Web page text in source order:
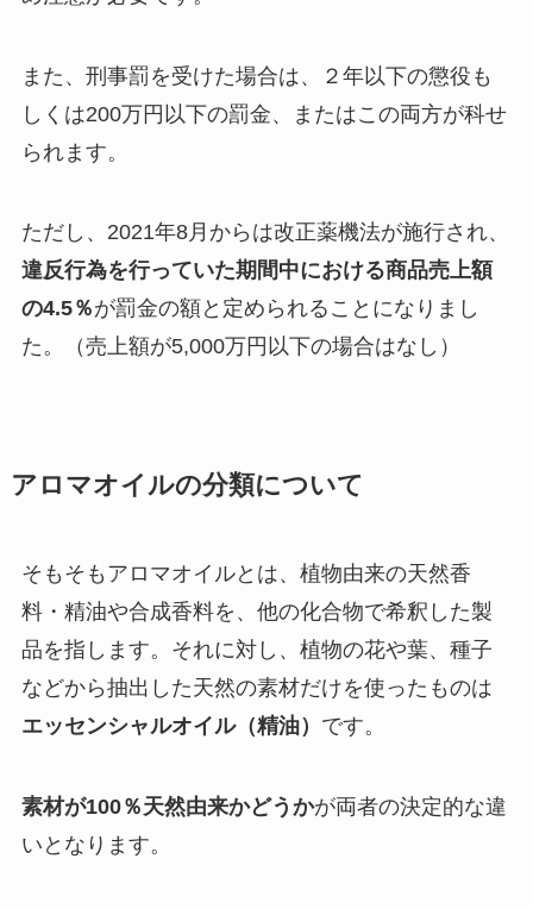
また、刑事罰を受けた場合は、２年以下の懲役も
しくは200万円以下の罰金、またはこの両方が科せ
られます。
ただし、2021年8月からは改正薬機法が施行され、
違反行為を行っていた期間中における商品売上額
の4.5％が罰金の額と定められることになりまし
た。（売上額が5,000万円以下の場合はなし）
アロマオイルの分類について
そもそもアロマオイルとは、植物由来の天然香
料・精油や合成香料を、他の化合物で希釈した製
品を指します。それに対し、植物の花や葉、種子
などから抽出した天然の素材だけを使ったものは
エッセンシャルオイル（精油） です。
素材が100％天然由来かどうかが両者の決定的な違
いとなります。